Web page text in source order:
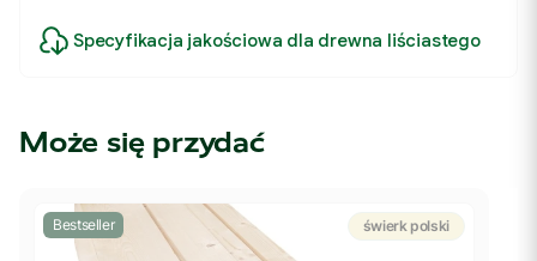
Specyfikacja jakościowa dla drewna liściastego
Może się przydać
Bestseller świerk polski